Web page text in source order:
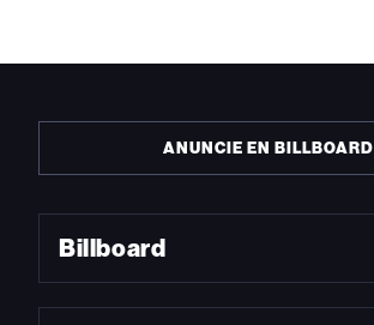
ANUNCIE EN BILLBOARD
Billboard